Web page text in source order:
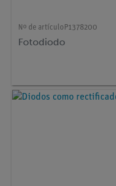
Nº de artículo P1378200
Fotodiodo